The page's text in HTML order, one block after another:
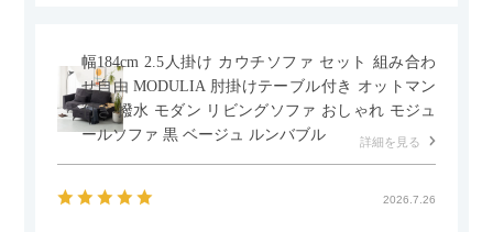
幅184cm 2.5人掛け カウチソファ セット 組み合わ
せ自由 MODULIA 肘掛けテーブル付き オットマン
付き 撥水 モダン リビングソファ おしゃれ モジュ
ールソファ 黒 ベージュ ルンバブル
詳細を見る
2026.7.26